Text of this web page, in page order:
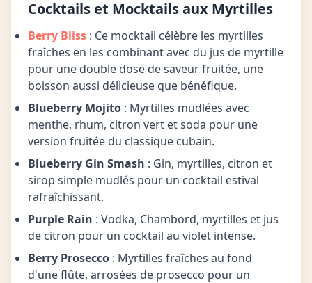
Cocktails et Mocktails aux Myrtilles
Berry Bliss : Ce mocktail célèbre les myrtilles
fraîches en les combinant avec du jus de myrtille
pour une double dose de saveur fruitée, une
boisson aussi délicieuse que bénéfique.
Blueberry Mojito : Myrtilles mudlées avec
menthe, rhum, citron vert et soda pour une
version fruitée du classique cubain.
Blueberry Gin Smash : Gin, myrtilles, citron et
sirop simple mudlés pour un cocktail estival
rafraîchissant.
Purple Rain : Vodka, Chambord, myrtilles et jus
de citron pour un cocktail au violet intense.
Berry Prosecco : Myrtilles fraîches au fond
d'une flûte, arrosées de prosecco pour un